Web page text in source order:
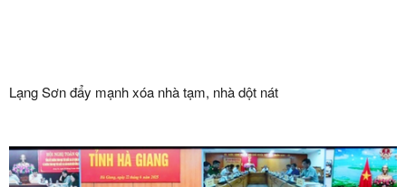
Lạng Sơn đẩy mạnh xóa nhà tạm, nhà dột nát